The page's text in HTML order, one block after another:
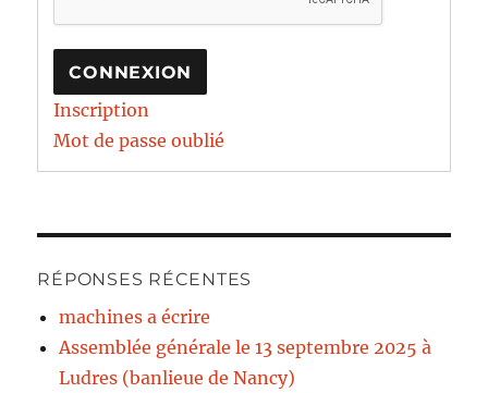
CONNEXION
Inscription
Mot de passe oublié
RÉPONSES RÉCENTES
machines a écrire
Assemblée générale le 13 septembre 2025 à
Ludres (banlieue de Nancy)